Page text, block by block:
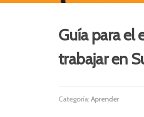
Guía para el
trabajar en
Categoría: Aprender